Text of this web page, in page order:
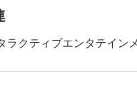
ラクティブエンタテイン